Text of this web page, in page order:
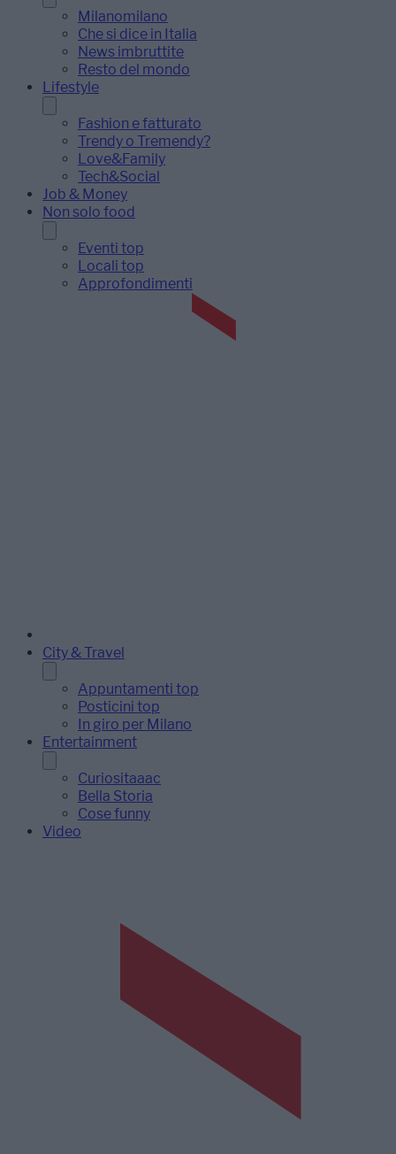
Milanomilano
Che si dice in Italia
News imbruttite
Resto del mondo
Lifestyle
Fashion e fatturato
Trendy o Tremendy?
Love&Family
Tech&Social
Job & Money
Non solo food
Eventi top
Locali top
Approfondimenti
City & Travel
Appuntamenti top
Posticini top
In giro per Milano
Entertainment
Curiositaaac
Bella Storia
Cose funny
Video